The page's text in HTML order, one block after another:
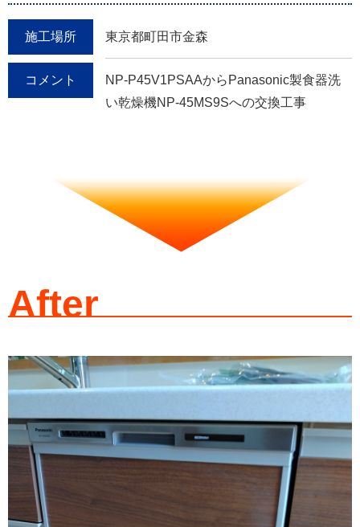
施工場所 東京都町田市金森
コメント
NP-P45V1PSAAからPanasonic製食器洗
い乾燥機NP-45MS9Sへの交換工事
After